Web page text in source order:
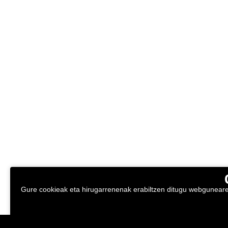
Gure cookieak eta hirugarrenenak erabiltzen ditugu